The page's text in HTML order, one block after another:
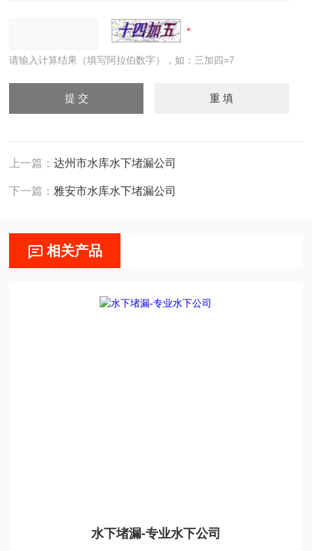
请输入计算结果（填写阿拉伯数字），如：三加四=7
上一篇：达州市水库水下堵漏公司
下一篇： 雅安市水库水下堵漏公司
相关产品
水下堵漏-专业水下公司